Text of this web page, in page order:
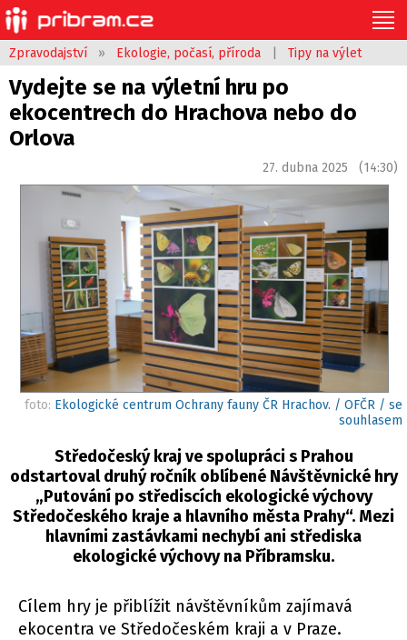
Zpravodajství » Ekologie, počasí, příroda Tipy na výlet
Vydejte se na výletní hru po
ekocentrech do Hrachova nebo do
Orlova
27. dubna 2025 (14:30)
foto: Ekologické centrum Ochrany fauny ČR Hrachov. / OFČR / se
souhlasem
Středočeský kraj ve spolupráci s Prahou
odstartoval druhý ročník oblíbené Návštěvnické hry
„Putování po střediscích ekologické výchovy
Středočeského kraje a hlavního města Prahy“. Mezi
hlavními zastávkami nechybí ani střediska
ekologické výchovy na Příbramsku.
Cílem hry je přiblížit návštěvníkům zajímavá
ekocentra ve Středočeském kraji a v Praze.